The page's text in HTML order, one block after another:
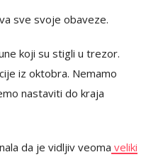
sve svoje obaveze.
koji su stigli u trezor.
iz oktobra. Nemamo
nastaviti do kraja
da je vidljiv veoma veliki